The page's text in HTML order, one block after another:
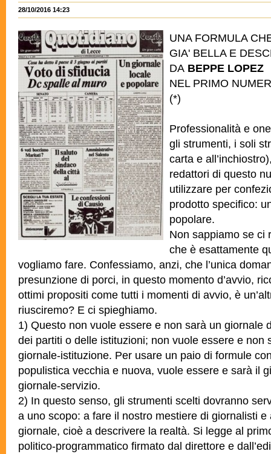
28/10/2016 14:23
UNA FORMULA
GIA' BELLA E
DA BEPPE LOPEZ
NEL PRIMO
(*)
Professionalità e
gli strumenti, i soli
carta e
redattori di questo
utilizzare per
prodotto specifico:
popolare.
Non sappiamo se ci
che è esattamente
vogliamo fare. Confessiamo, anzi, che l’unica
presunzione di porci, in questo momento d’avvio,
ottimi propositi come tutti i momenti di avvio, è
riusciremo? E ci spieghiamo.
1) Questo non vuole essere e non sarà un giornale
dei partiti o delle istituzioni; non vuole essere e non
giornale-istituzione. Per usare un paio di formule
populistica vecchia e nuova, vuole essere e sarà il
giornale-servizio.
2) In questo senso, gli strumenti scelti dovranno
a uno scopo: a fare il nostro mestiere di giornalisti
giornale, cioè a descrivere la realtà. Si legge al
politico-programmatico firmato dal direttore e